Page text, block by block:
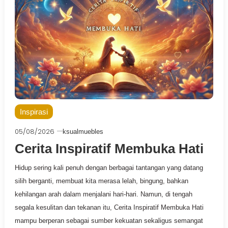
Inspirasi
05/08/2026 ksualmuebles
Cerita Inspiratif Membuka Hati
Hidup sering kali penuh dengan berbagai tantangan yang datang
silih berganti, membuat kita merasa lelah, bingung, bahkan
kehilangan arah dalam menjalani hari-hari. Namun, di tengah
segala kesulitan dan tekanan itu, Cerita Inspiratif Membuka Hati
mampu berperan sebagai sumber kekuatan sekaligus semangat